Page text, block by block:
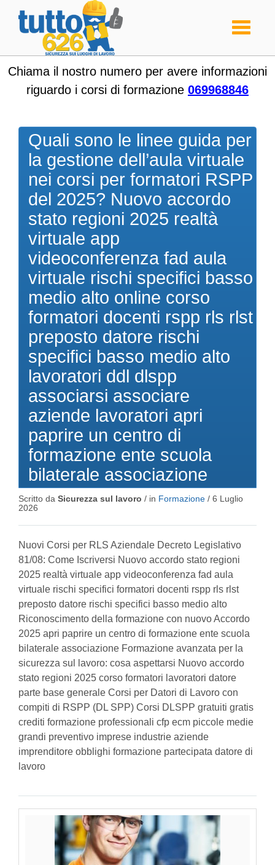
Toggle
Chiama il nostro numero per avere informazioni
riguardo i corsi di formazione 069968846
Quali sono le linee guida per
la gestione dell’aula virtuale
nei corsi per formatori RSPP
del 2025? Nuovo accordo
stato regioni 2025 realtà
virtuale app
videoconferenza fad aula
virtuale rischi specifici basso
medio alto online corso
formatori docenti rspp rls rlst
preposto datore rischi
specifici basso medio alto
lavoratori ddl dlspp
associarsi associare
aziende lavoratori apri
paprire un centro di
formazione ente scuola
bilaterale associazione
Scritto da Sicurezza sul lavoro / in Formazione / 6 Luglio
2026
Nuovi Corsi per RLS Aziendale Decreto Legislativo
81/08: Come Iscriversi Nuovo accordo stato regioni
2025 realtà virtuale app videoconferenza fad aula
virtuale rischi specifici formatori docenti rspp rls rlst
preposto datore rischi specifici basso medio alto
Riconoscimento della formazione con nuovo Accordo
2025 apri paprire un centro di formazione ente scuola
bilaterale associazione Formazione avanzata per la
sicurezza sul lavoro: cosa aspettarsi Nuovo accordo
stato regioni 2025 corso formatori lavoratori datore
parte base generale Corsi per Datori di Lavoro con
compiti di RSPP (DL SPP) Corsi DLSPP gratuiti gratis
crediti formazione professionali cfp ecm piccole medie
grandi preventivo imprese industrie aziende
imprenditore obblighi formazione partecipata datore di
lavoro